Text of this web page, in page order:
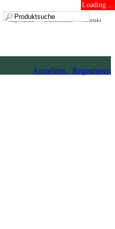
Loading ...
Kontakt
Datenschutz
Impressum
Anmelden / Registrieren